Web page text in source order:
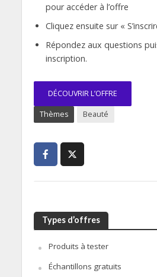
pour accéder à l’offre
Cliquez ensuite sur «
Répondez aux questions
inscription.
DÉCOUVRIR L’OFFRE
Thèmes Beauté
Types d’offres
Produits à tester
Échantillons gratuits